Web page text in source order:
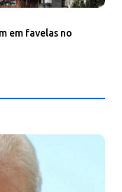
em favelas no